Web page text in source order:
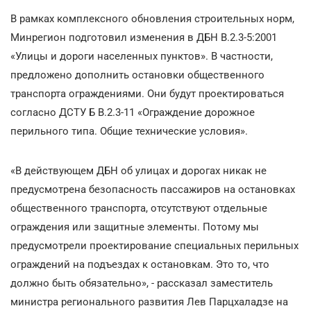
В рамках комплексного обновления строительных норм,
Минрегион подготовил изменения в ДБН В.2.3-5:2001
«Улицы и дороги населенных пунктов». В частности,
предложено дополнить остановки общественного
транспорта ограждениями. Они будут проектироваться
согласно ДСТУ Б В.2.3-11 «Ограждение дорожное
перильного типа. Общие технические условия».
«В действующем ДБН об улицах и дорогах никак не
предусмотрена безопасность пассажиров на остановках
общественного транспорта, отсутствуют отдельные
ограждения или защитные элементы. Потому мы
предусмотрели проектирование специальных перильных
ограждений на подъездах к остановкам. Это то, что
должно быть обязательно», - рассказал заместитель
министра регионального развития Лев Парцхаладзе на